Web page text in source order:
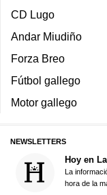
CD Lugo
Andar Miudiño
Forza Breo
Fútbol gallego
Motor gallego
NEWSLETTERS
Hoy en
La
hora de la